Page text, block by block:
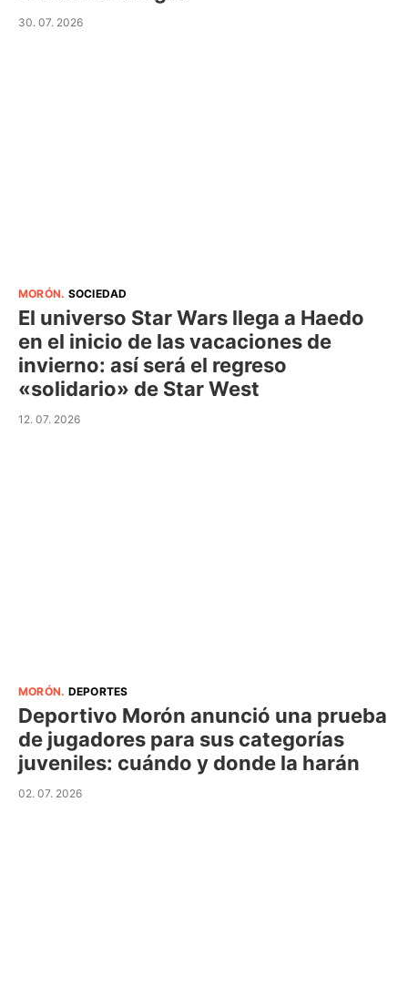
30. 07. 2026
MORÓN. SOCIEDAD
El universo Star Wars llega a Haedo
en el inicio de las vacaciones de
invierno: así será el regreso
«solidario» de Star West
12. 07. 2026
MORÓN. DEPORTES
Deportivo Morón anunció una prueba
de jugadores para sus categorías
juveniles: cuándo y donde la harán
02. 07. 2026